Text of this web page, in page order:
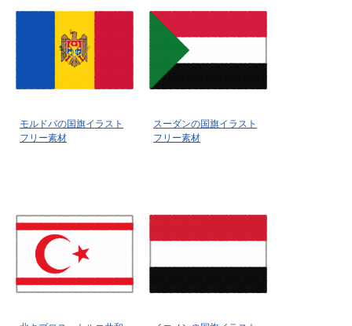
モルドバの国旗イラスト
フリー素材
スーダンの国旗イラスト
フリー素材